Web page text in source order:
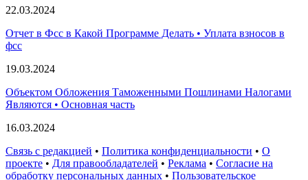
22.03.2024
Отчет в Фсс в Какой Программе Делать • Уплата взносов в
фсс
19.03.2024
Объектом Обложения Таможенными Пошлинами Налогами
Являются • Основная часть
16.03.2024
Связь с редакцией • Политика конфиденциальности • О
проекте • Для правообладателей • Реклама • Согласие на
обработку персональных данных • Пользовательское